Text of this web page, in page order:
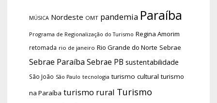
MÚSICA Nordeste OMT pandemia Paraíba
Programa de Regionalização do Turismo Regina Amorim
retomada rio de janeiro Rio Grande do Norte Sebrae
Sebrae Paraíba Sebrae PB sustentabilidade
São João São Paulo tecnologia turismo cultural turismo
na Paraíba turismo rural Turismo